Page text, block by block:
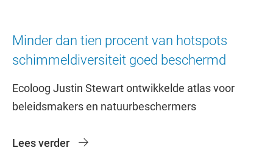
Minder dan tien procent van hotspots
schimmeldiversiteit goed beschermd
Ecoloog Justin Stewart ontwikkelde atlas voor
beleidsmakers en natuurbeschermers
Lees verder